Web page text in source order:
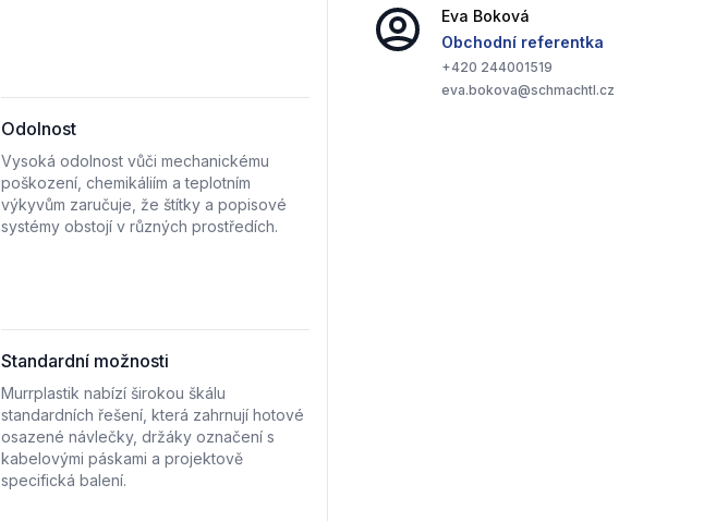
Odolnost
Vysoká odolnost vůči mechanickému
poškození, chemikáliím a teplotním
výkyvům zaručuje, že štítky a popisové
systémy obstojí v různých prostředích.
Standardní možnosti
Murrplastik nabízí širokou škálu
standardních řešení, která zahrnují hotové
osazené návlečky, držáky označení s
kabelovými páskami a projektově
specifická balení.
Eva Boková
Obchodní referentka
+420 244001519
eva.bokova@schmachtl.cz